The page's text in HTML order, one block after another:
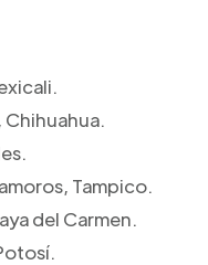
Chihuahua.
Tampico.
del Carmen.